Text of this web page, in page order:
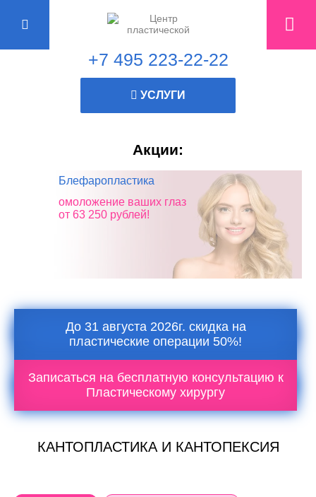
+7 495 223-22-22
УСЛУГИ
Акции:
Блефаропластика
омоложение ваших глаз
от 63 250 рублей!
До 31 августа 2026г. скидка на
пластические операции 50%!
Записаться на бесплатную консультацию к
Пластическому хирургу
КАНТОПЛАСТИКА И КАНТОПЕКСИЯ